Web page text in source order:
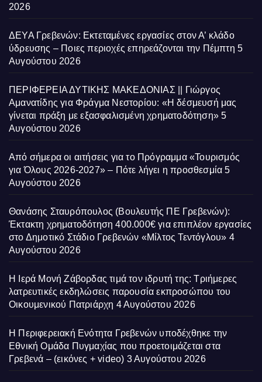
2026
ΔΕΥΑ Γρεβενών: Εκτεταμένες εργασίες στον Α’ κλάδο
ύδρευσης – Ποιες περιοχές επηρεάζονται την Πέμπτη 5
Αυγούστου 2026
ΠΕΡΙΦΕΡΕΙΑ ΔΥΤΙΚΗΣ ΜΑΚΕΔΟΝΙΑΣ || Γιώργος
Αμανατίδης για Φράγμα Νεστορίου: «Η δέσμευσή μας
γίνεται πράξη με εξασφαλισμένη χρηματοδότηση» 5
Αυγούστου 2026
Από σήμερα οι αιτήσεις για το Πρόγραμμα «Τουρισμός
για Όλους 2026-2027» – Πότε λήγει η προσθεσμία 5
Αυγούστου 2026
Θανάσης Σταυρόπουλος (Βουλευτής ΠΕ Γρεβενών):
Έκτακτη χρηματοδότηση 400.000€ για επιπλέον εργασίες
στο Δημοτικό Στάδιο Γρεβενών «Μίλτος Τεντόγλου» 4
Αυγούστου 2026
Η Ιερά Μονή Ζάβορδας τιμά τον ιδρυτή της: Τριήμερες
λατρευτικές εκδηλώσεις παρουσία εκπροσώπου του
Οικουμενικού Πατριάρχη 4 Αυγούστου 2026
Η Περιφερειακή Ενότητα Γρεβενών υποδέχθηκε την
Εθνική Ομάδα Πυγμαχίας που προετοιμάζεται στα
Γρεβενά – (εικόνες + video) 3 Αυγούστου 2026